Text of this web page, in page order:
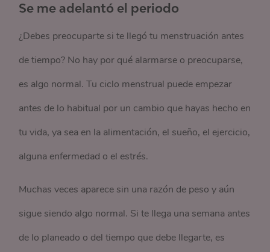
Se me adelantó el periodo
¿Debes preocuparte si te llegó tu menstruación antes
de tiempo? No hay por qué alarmarse o preocuparse,
es algo normal. Tu ciclo menstrual puede empezar
antes de lo habitual por un cambio que hayas hecho en
tu vida, ya sea en la alimentación, el sueño, el ejercicio,
alguna enfermedad o el estrés.
Muchas veces aparece sin una razón de peso y aún
sigue siendo algo normal. Si te llega una semana antes
de lo planeado o del tiempo que debe llegarte, es